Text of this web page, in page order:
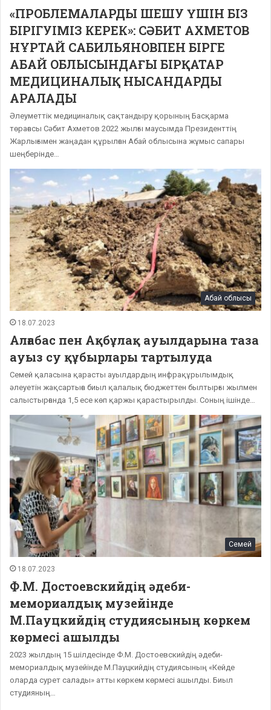
«ПРОБЛЕМАЛАРДЫ ШЕШУ ҮШІН БІЗ
БІРІГУІМІЗ КЕРЕК»: СӘБИТ АХМЕТОВ
НҰРТАЙ САБИЛЬЯНОВПЕН БІРГЕ
АБАЙ ОБЛЫСЫНДАҒЫ БІРҚАТАР
МЕДИЦИНАЛЫҚ НЫСАНДАРДЫ
АРАЛАДЫ
Әлеуметтік медициналық сақтандыру қорының Басқарма
төрағасы Сәбит Ахметов 2022 жылғы маусымда Президенттің
Жарлығымен жаңадан құрылған Абай облысына жұмыс сапары
шеңберінде…
Абай облысы
18.07.2023
Алғабас пен Ақбұлақ ауылдарына таза
ауыз су құбырлары тартылуда
Семей қаласына қарасты ауылдардың инфрақұрылымдық
әлеуетін жақсартыға биыл қалалық бюджеттен былтырғы жылмен
салыстырғанда 1,5 есе көп қаржы қарастырылды. Соның ішінде…
Семей
18.07.2023
Ф.М. Достоевскийдің әдеби-
мемориалдық музейінде
М.Пауцкийдің студиясының көркем
көрмесі ашылды
2023 жылдың 15 шілдесінде Ф.М. Достоевскийдің әдеби-
мемориалдық музейінде М.Пауцкийдің студиясының «Кейде
оларда сурет салады» атты көркем көрмесі ашылды. Биыл
студияның…